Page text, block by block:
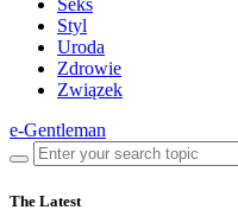
Styl
Uroda
Zdrowie
Związek
e-Gentleman
The Latest